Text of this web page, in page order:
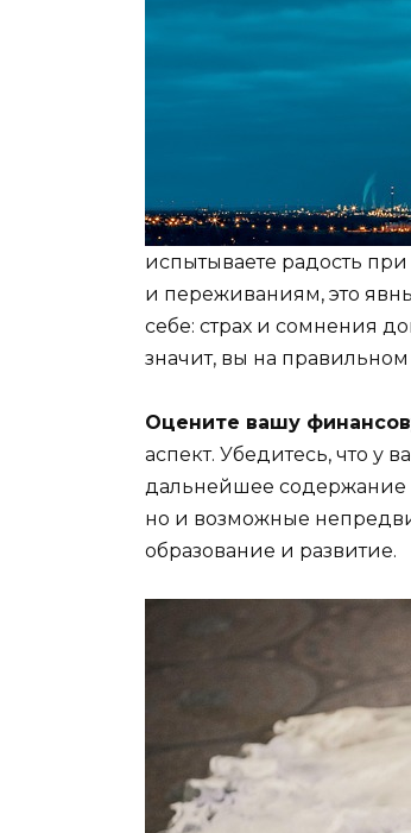
испытываете радость
и переживаниям, это
себе: страх и сомнения
значит, вы на правильном
Оцените вашу
аспект. Убедитесь, что у
дальнейшее содержание
но и возможные
образование и развитие.